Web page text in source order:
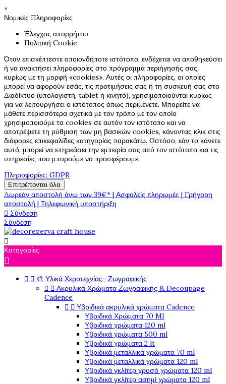
×
Νομικές Πληροφορίες
Έλεγχος απορρήτου
Πολιτική Cookie
Όταν επισκέπτεστε οποιονδήποτε ιστότοπο, ενδέχεται να αποθηκεύσει
ή να ανακτήσει πληροφορίες στο πρόγραμμα περιήγησής σας,
κυρίως με τη μορφή «cookies». Αυτές οι πληροφορίες, οι οποίες
μπορεί να αφορούν εσάς, τις προτιμήσεις σας ή τη συσκευή σας στο
Διαδίκτυο (υπολογιστή, tablet ή κινητό), χρησιμοποιούνται κυρίως
για να λειτουργήσει ο ιστότοπος όπως περιμένετε. Μπορείτε να
μάθετε περισσότερα σχετικά με τον τρόπο με τον οποίο
χρησιμοποιούμε τα cookies σε αυτόν τον ιστότοπο και να
αποτρέψετε τη ρύθμιση των μη βασικών cookies, κάνοντας κλικ στις
διάφορες επικεφαλίδες κατηγορίας παρακάτω. Ωστόσο, εάν το κάνετε
αυτό, μπορεί να επηρεάσει την εμπειρία σας από τον ιστότοπο και τις
υπηρεσίες που μπορούμε να προσφέρουμε.
Πληροφορίες: GDPR
Επιτρέπονται όλα
Δωρεάν αποστολή άνω των 39€* | Ασφαλείς πληρωμές | Γρήγορη
αποστολή | Τηλεφωνική υποστήριξη
 Σύνδεση
Σύνδεση

Κατηγορίες

  🎨 Υλικά Χεροτεχνίας- Ζωγραφικής
  Ακρυλικά Χρώματα Ζωγραφικής & Decoupage
Cadence
  Υβριδικά ακρυλικά χρώματα Cadence
Υβριδικά Χρώματα 70 Ml
Υβριδικά χρώματα 120 ml
Υβριδικά χρώματα 500 ml
Υβριδικά χρώματα 2 lt
Υβριδικά μεταλλικά χρώματα 70 ml
Υβριδικά μεταλλικά χρώματα 120 ml
Υβριδικά γκλίτερ χρυσό χρώματα 120 ml
Υβριδικά γκλίτερ ασημί χρώματα 120 ml